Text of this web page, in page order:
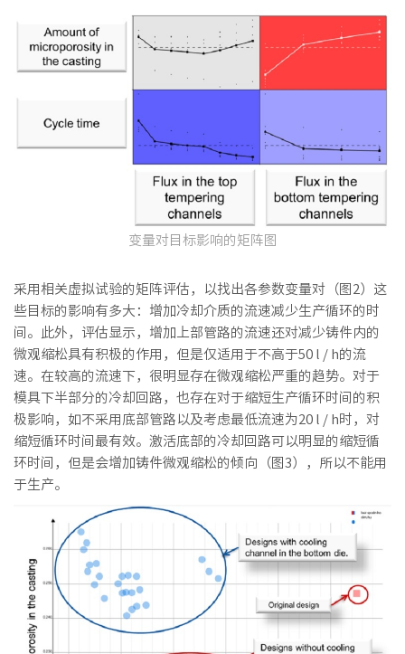
变量对目标影响的矩阵图
采用相关虚拟试验的矩阵评估，以找出各参数变量对（图2）这
些目标的影响有多大：增加冷却介质的流速减少生产循环的时
间。此外，评估显示，增加上部管路的流速还对减少铸件内的
微观缩松具有积极的作用，但是仅适用于不高于50 l / h的流
速。在较高的流速下，很明显存在微观缩松严重的趋势。对于
模具下半部分的冷却回路，也存在对于缩短生产循环时间的积
极影响，如不采用底部管路以及考虑最低流速为20 l / h时，对
缩短循环时间最有效。激活底部的冷却回路可以明显的缩短循
环时间，但是会增加铸件微观缩松的倾向（图3），所以不能用
于生产。